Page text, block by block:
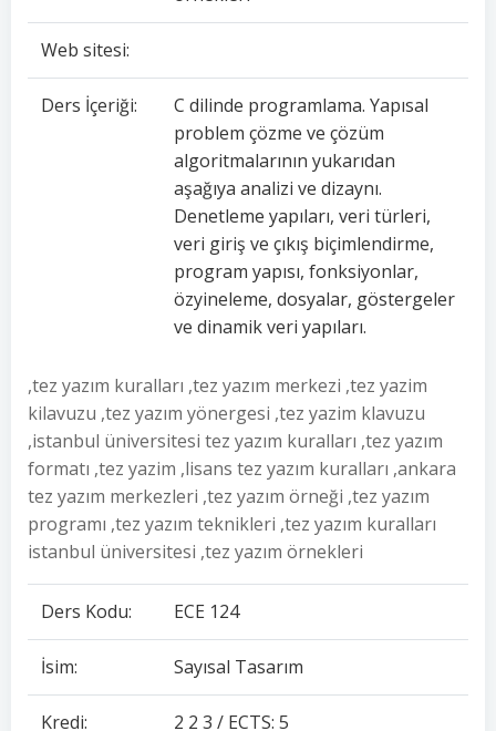
Web sitesi:
Ders İçeriği:
C dilinde programlama. Yapısal
problem çözme ve çözüm
algoritmalarının yukarıdan
aşağıya analizi ve dizaynı.
Denetleme yapıları, veri türleri,
veri giriş ve çıkış biçimlendirme,
program yapısı, fonksiyonlar,
özyineleme, dosyalar, göstergeler
ve dinamik veri yapıları.
,tez yazım kuralları ,tez yazım merkezi ,tez yazim
kilavuzu ,tez yazım yönergesi ,tez yazim klavuzu
,istanbul üniversitesi tez yazım kuralları ,tez yazım
formatı ,tez yazim ,lisans tez yazım kuralları ,ankara
tez yazım merkezleri ,tez yazım örneği ,tez yazım
programı ,tez yazım teknikleri ,tez yazım kuralları
istanbul üniversitesi ,tez yazım örnekleri
Ders Kodu: ECE 124
İsim: Sayısal Tasarım
Kredi: 2 2 3 / ECTS: 5